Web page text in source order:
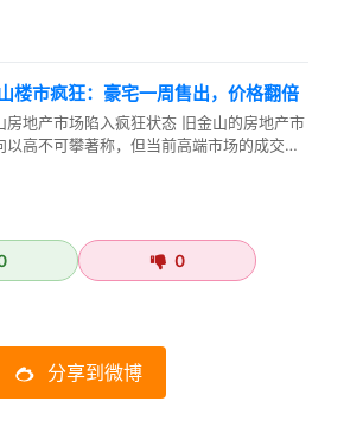
楼市疯狂：豪宅一周售出，价格翻倍
房地产市场陷入疯狂状态 旧金山的房地产市
以高不可攀著称，但当前高端市场的成交记
0
分享到微博